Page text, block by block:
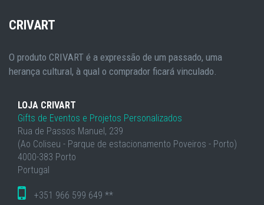
CRIVART
O produto CRIVART é a expressão de um passado, uma
herança cultural, à qual o comprador ficará vinculado.
LOJA CRIVART
Gifts de Eventos e Projetos Personalizados
Rua de Passos Manuel, 239
(Ao Coliseu - Parque de estacionamento Poveiros - Porto)
4000-383 Porto
Portugal
+351 966 599 649 **